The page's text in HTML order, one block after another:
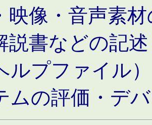
映像・音声素
説書などの記
ルプファイル）
ムの評価・デ